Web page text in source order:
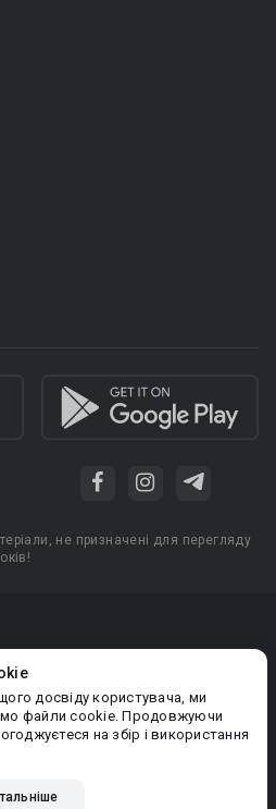
досвіду користувача, ми
файли cookie. Продовжуючи
на збір і використання
не призначені для перегляду
контенту